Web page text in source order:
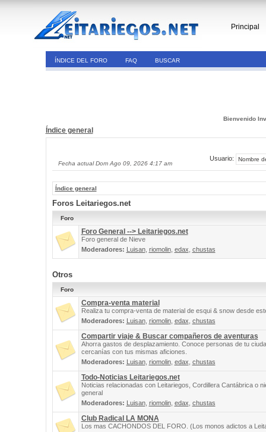
Principal
ÍNDICE DEL FORO FAQ BUSCAR
Bienvenido
Índice general
Fecha actual Dom Ago 09, 2026 4:17 am
Usuario:
Índice general
Foros Leitariegos.net
Foro
Foro General --> Leitariegos.net
Foro general de Nieve
Moderadores: Luisan, riomolin, edax chustas
Otros
Foro
Compra-venta material
Realiza tu compra-venta de material de esqui & snow desde
Moderadores: Luisan, riomolin, edax chustas
Compartir viaje & Buscar compañeros de aventuras
Ahorra gastos de desplazamiento. Conoce personas de tu
cercanías con tus mismas aficiones.
Moderadores: Luisan, riomolin, edax chustas
Todo-Noticias Leitariegos.net
Noticias relacionadas con Leitariegos, Cordillera Cantábrica o
general
Moderadores: Luisan, riomolin, edax chustas
Club Radical LA MONA
Los mas CACHONDOS DEL FORO. (Los monos adictos a